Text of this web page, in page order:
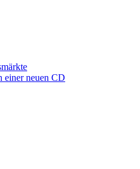
einer neuen CD